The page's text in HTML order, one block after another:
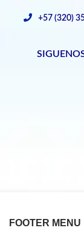
+57 (320)
FOOTER MENU